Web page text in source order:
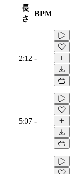
長
さ
BPM
2:12 -
5:07 -